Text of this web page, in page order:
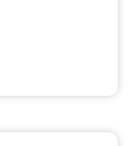
テスト「受験案